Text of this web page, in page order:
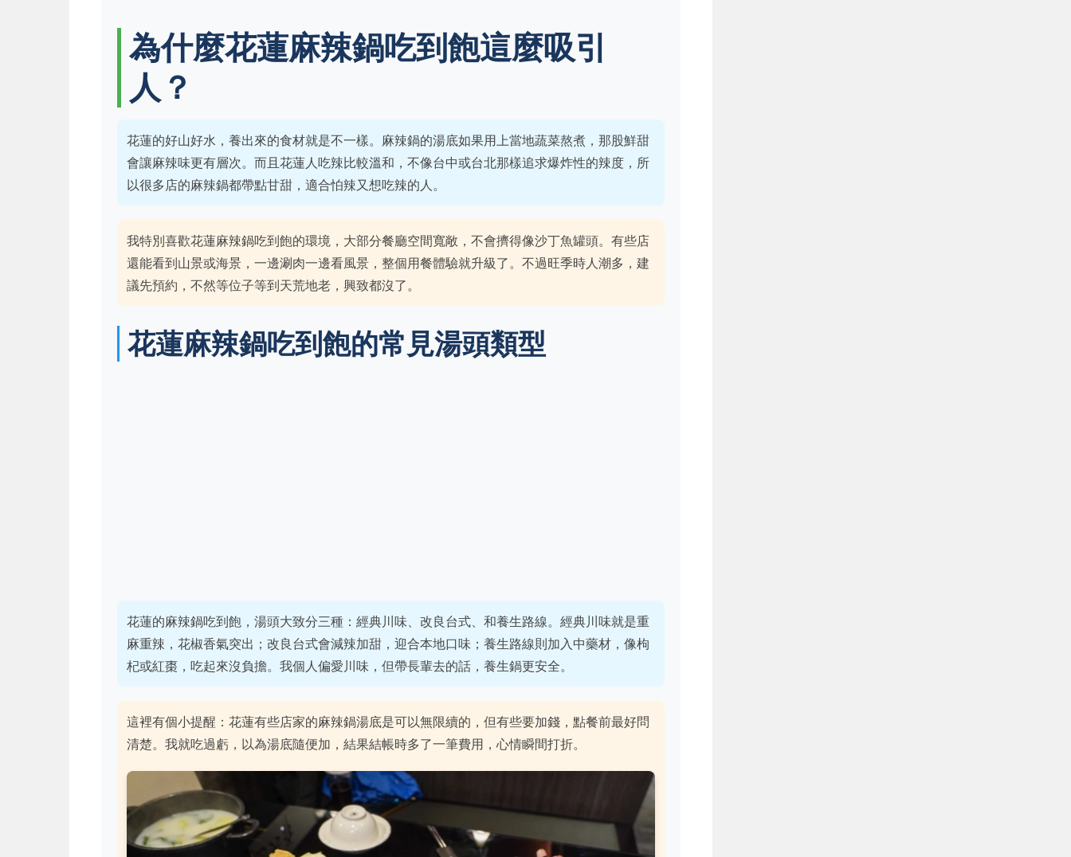
為什麼花蓮麻辣鍋吃到飽這麼吸引
人？
花蓮的好山好水，養出來的食材就是不一樣。麻辣鍋的湯底如果用上當地蔬菜熬煮，那股鮮甜
會讓麻辣味更有層次。而且花蓮人吃辣比較溫和，不像台中或台北那樣追求爆炸性的辣度，所
以很多店的麻辣鍋都帶點甘甜，適合怕辣又想吃辣的人。
我特別喜歡花蓮麻辣鍋吃到飽的環境，大部分餐廳空間寬敞，不會擠得像沙丁魚罐頭。有些店
還能看到山景或海景，一邊涮肉一邊看風景，整個用餐體驗就升級了。不過旺季時人潮多，建
議先預約，不然等位子等到天荒地老，興致都沒了。
花蓮麻辣鍋吃到飽的常見湯頭類型
花蓮的麻辣鍋吃到飽，湯頭大致分三種：經典川味、改良台式、和養生路線。經典川味就是重
麻重辣，花椒香氣突出；改良台式會減辣加甜，迎合本地口味；養生路線則加入中藥材，像枸
杞或紅棗，吃起來沒負擔。我個人偏愛川味，但帶長輩去的話，養生鍋更安全。
這裡有個小提醒：花蓮有些店家的麻辣鍋湯底是可以無限續的，但有些要加錢，點餐前最好問
清楚。我就吃過虧，以為湯底隨便加，結果結帳時多了一筆費用，心情瞬間打折。